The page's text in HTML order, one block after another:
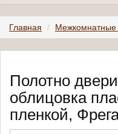
Главная Межкомнатные
Полотно
облицовка
пленкой,